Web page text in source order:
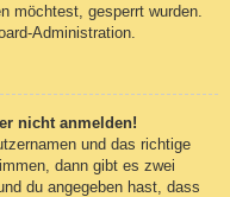
möchtest, gesperrt wurden.
Administration.
nicht anmelden!
und das richtige
dann gibt es zwei
du angegeben hast, dass